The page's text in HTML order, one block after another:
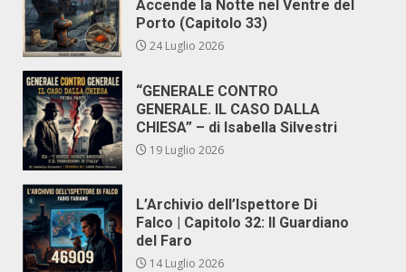
Accende la Notte nel Ventre del
Porto (Capitolo 33)
24 Luglio 2026
“GENERALE CONTRO
GENERALE. IL CASO DALLA
CHIESA” – di Isabella Silvestri
19 Luglio 2026
L’Archivio dell’Ispettore Di
Falco | Capitolo 32: Il Guardiano
del Faro
14 Luglio 2026